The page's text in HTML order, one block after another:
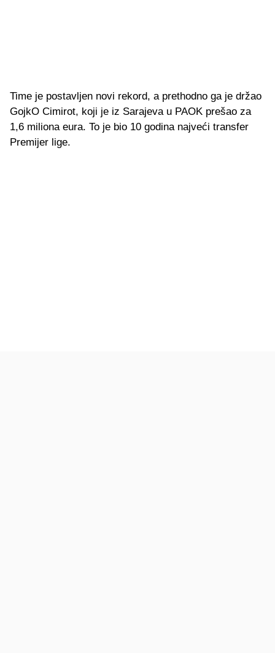
Time je postavljen novi rekord, a prethodno ga je držao
GojkO Cimirot, koji je iz Sarajeva u PAOK prešao za
1,6 miliona eura. To je bio 10 godina najveći transfer
Premijer lige.